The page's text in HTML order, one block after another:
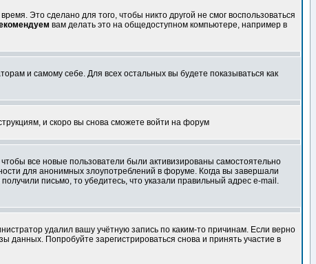
Это сделано для того, чтобы никто другой не смог воспользоваться
вам делать это на общедоступном компьютере, например в
и самому себе. Для всех остальных вы будете показываться как
и скоро вы снова сможете войти на форум
все новые пользователи были активизированы самостоятельно
для анонимных злоупотреблений в форуме. Когда вы завершали
письмо, то убедитесь, что указали правильный адрес e-mail.
удалил вашу учётную запись по каким-то причинам. Если верно
Попробуйте зарегистрироваться снова и принять участие в